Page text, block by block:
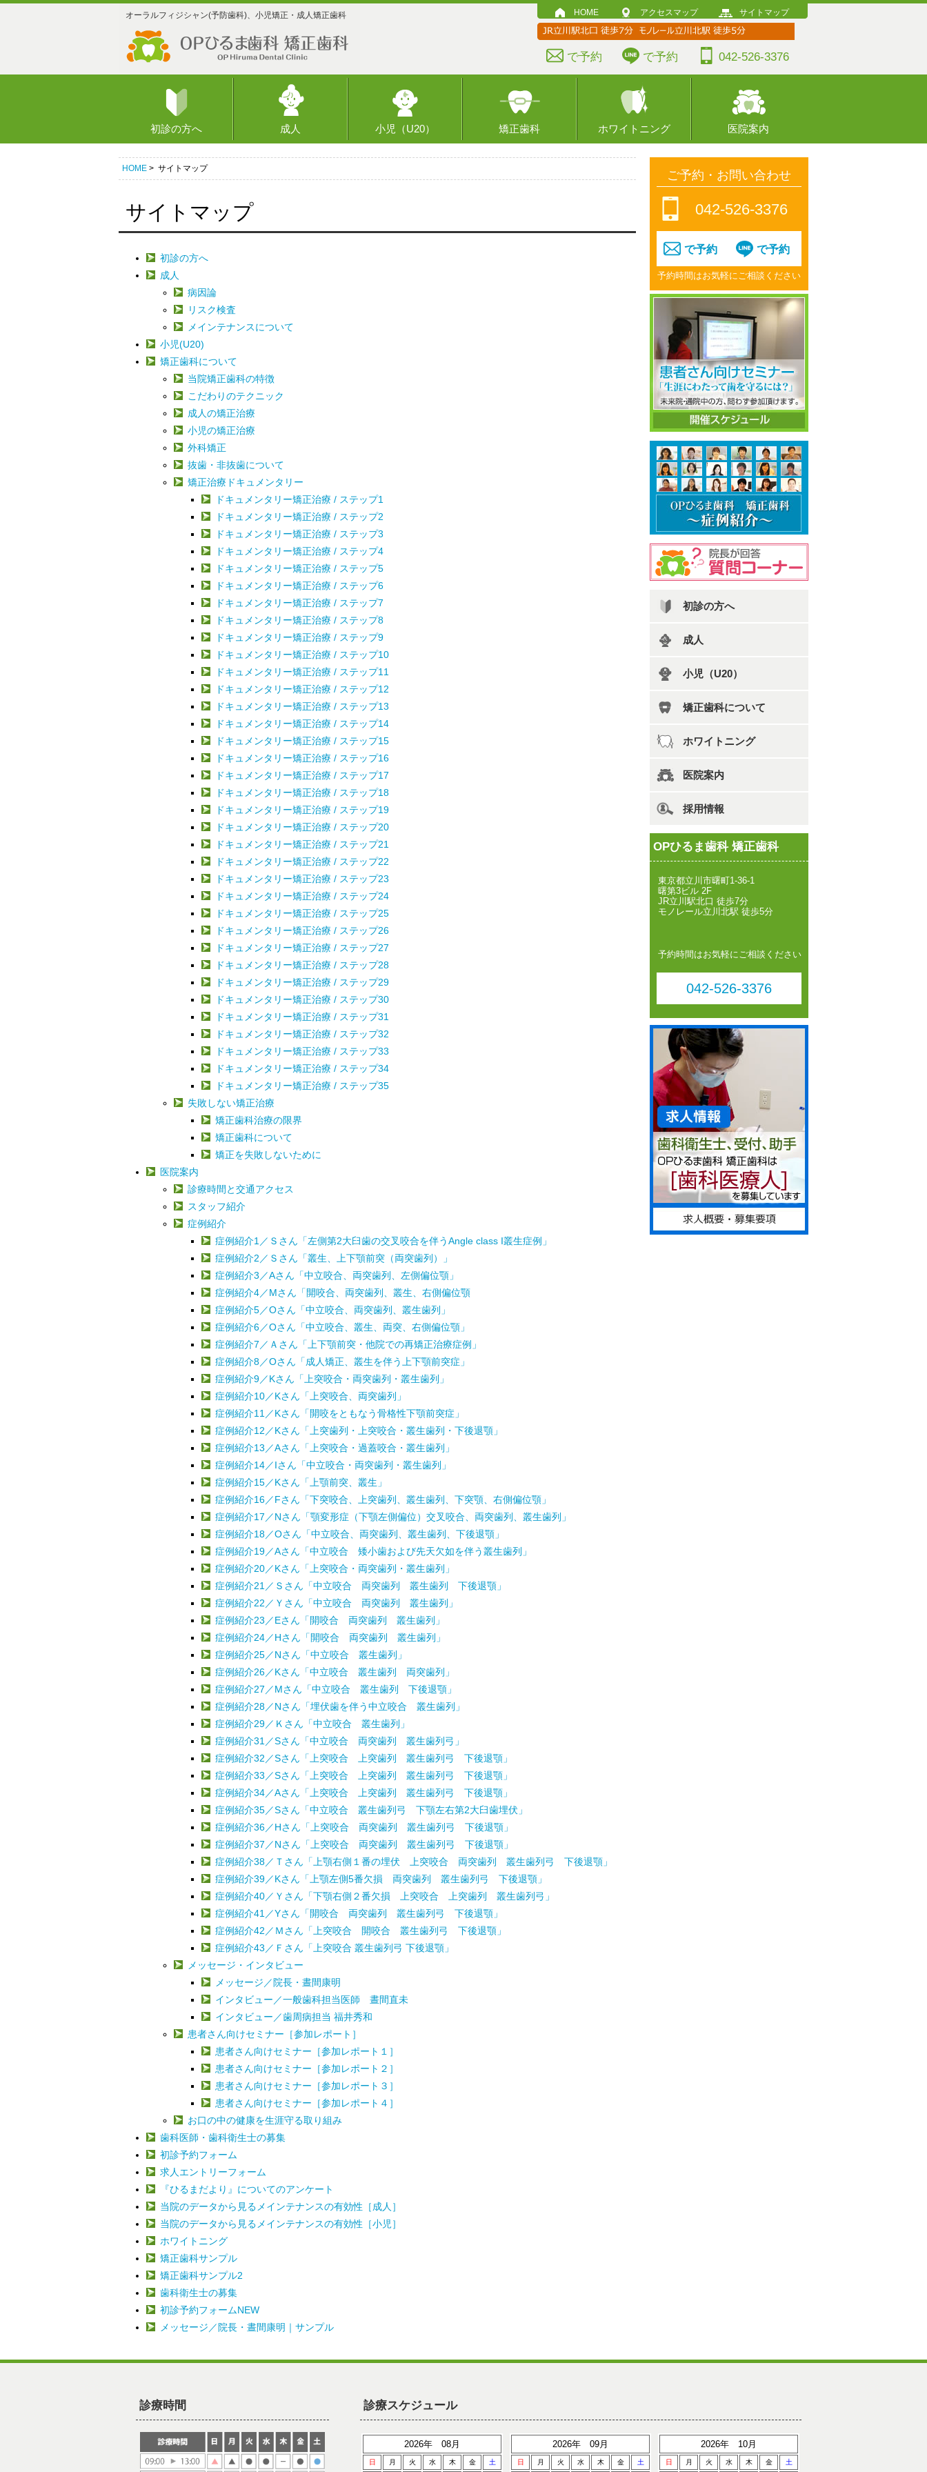
オーラルフィジシャン(予防歯科)、小児矯正・成人矯正歯科 HOME アクセスマップ サイトマップ
で予約 で予約 042-526-3376
初診の方へ 成人 小児（U20） 矯正歯科 ホワイトニング 医院案内
HOME > サイトマップ
サイトマップ
初診の方へ
成人
病因論
リスク検査
メインテナンスについて
小児(U20)
矯正歯科について
当院矯正歯科の特徴
こだわりのテクニック
成人の矯正治療
小児の矯正治療
外科矯正
抜歯・非抜歯について
矯正治療ドキュメンタリー
ドキュメンタリー矯正治療 / ステップ1
ドキュメンタリー矯正治療 / ステップ2
ドキュメンタリー矯正治療 / ステップ3
ドキュメンタリー矯正治療 / ステップ4
ドキュメンタリー矯正治療 / ステップ5
ドキュメンタリー矯正治療 / ステップ6
ドキュメンタリー矯正治療 / ステップ7
ドキュメンタリー矯正治療 / ステップ8
ドキュメンタリー矯正治療 / ステップ9
ドキュメンタリー矯正治療 / ステップ10
ドキュメンタリー矯正治療 / ステップ11
ドキュメンタリー矯正治療 / ステップ12
ドキュメンタリー矯正治療 / ステップ13
ドキュメンタリー矯正治療 / ステップ14
ドキュメンタリー矯正治療 / ステップ15
ドキュメンタリー矯正治療 / ステップ16
ドキュメンタリー矯正治療 / ステップ17
ドキュメンタリー矯正治療 / ステップ18
ドキュメンタリー矯正治療 / ステップ19
ドキュメンタリー矯正治療 / ステップ20
ドキュメンタリー矯正治療 / ステップ21
ドキュメンタリー矯正治療 / ステップ22
ドキュメンタリー矯正治療 / ステップ23
ドキュメンタリー矯正治療 / ステップ24
ドキュメンタリー矯正治療 / ステップ25
ドキュメンタリー矯正治療 / ステップ26
ドキュメンタリー矯正治療 / ステップ27
ドキュメンタリー矯正治療 / ステップ28
ドキュメンタリー矯正治療 / ステップ29
ドキュメンタリー矯正治療 / ステップ30
ドキュメンタリー矯正治療 / ステップ31
ドキュメンタリー矯正治療 / ステップ32
ドキュメンタリー矯正治療 / ステップ33
ドキュメンタリー矯正治療 / ステップ34
ドキュメンタリー矯正治療 / ステップ35
失敗しない矯正治療
矯正歯科治療の限界
矯正歯科について
矯正を失敗しないために
医院案内
診療時間と交通アクセス
スタッフ紹介
症例紹介
症例紹介1／Ｓさん「左側第2大臼歯の交叉咬合を伴うAngle class I叢生症例」
症例紹介2／Ｓさん「叢生、上下顎前突（両突歯列）」
症例紹介3／Aさん「中立咬合、両突歯列、左側偏位顎」
症例紹介4／Mさん「開咬合、両突歯列、叢生、右側偏位顎
症例紹介5／Oさん「中立咬合、両突歯列、叢生歯列」
症例紹介6／Oさん「中立咬合、叢生、両突、右側偏位顎」
症例紹介7／Ａさん「上下顎前突・他院での再矯正治療症例」
症例紹介8／Oさん「成人矯正、叢生を伴う上下顎前突症」
症例紹介9／Kさん「上突咬合・両突歯列・叢生歯列」
症例紹介10／Kさん「上突咬合、両突歯列」
症例紹介11／Kさん「開咬をともなう骨格性下顎前突症」
症例紹介12／Kさん「上突歯列・上突咬合・叢生歯列・下後退顎」
症例紹介13／Aさん「上突咬合・過蓋咬合・叢生歯列」
症例紹介14／Iさん「中立咬合・両突歯列・叢生歯列」
症例紹介15／Kさん「上顎前突、叢生」
症例紹介16／Fさん「下突咬合、上突歯列、叢生歯列、下突顎、右側偏位顎」
症例紹介17／Nさん「顎変形症（下顎左側偏位）交叉咬合、両突歯列、叢生歯列」
症例紹介18／Oさん「中立咬合、両突歯列、叢生歯列、下後退顎」
症例紹介19／Aさん「中立咬合 矮小歯および先天欠如を伴う叢生歯列」
症例紹介20／Kさん「上突咬合・両突歯列・叢生歯列」
症例紹介21／Ｓさん「中立咬合 両突歯列 叢生歯列 下後退顎」
症例紹介22／Ｙさん「中立咬合 両突歯列 叢生歯列」
症例紹介23／Eさん「開咬合 両突歯列 叢生歯列」
症例紹介24／Hさん「開咬合 両突歯列 叢生歯列」
症例紹介25／Nさん「中立咬合 叢生歯列」
症例紹介26／Kさん「中立咬合 叢生歯列 両突歯列」
症例紹介27／Mさん「中立咬合 叢生歯列 下後退顎」
症例紹介28／Nさん「埋伏歯を伴う中立咬合 叢生歯列」
症例紹介29／Ｋさん「中立咬合 叢生歯列」
症例紹介31／Sさん「中立咬合 両突歯列 叢生歯列弓」
症例紹介32／Sさん「上突咬合 上突歯列 叢生歯列弓 下後退顎」
症例紹介33／Sさん「上突咬合 上突歯列 叢生歯列弓 下後退顎」
症例紹介34／Aさん「上突咬合 上突歯列 叢生歯列弓 下後退顎」
症例紹介35／Sさん「中立咬合 叢生歯列弓 下顎左右第2大臼歯埋伏」
症例紹介36／Hさん「上突咬合 両突歯列 叢生歯列弓 下後退顎」
症例紹介37／Nさん「上突咬合 両突歯列 叢生歯列弓 下後退顎」
症例紹介38／Ｔさん「上顎右側１番の埋伏 上突咬合 両突歯列 叢生歯列弓 下後退顎」
症例紹介39／Kさん「上顎左側5番欠損 両突歯列 叢生歯列弓 下後退顎」
症例紹介40／Ｙさん「下顎右側２番欠損 上突咬合 上突歯列 叢生歯列弓」
症例紹介41／Yさん「開咬合 両突歯列 叢生歯列弓 下後退顎」
症例紹介42／Ｍさん「上突咬合 開咬合 叢生歯列弓 下後退顎」
症例紹介43／Ｆさん「上突咬合 叢生歯列弓 下後退顎」
メッセージ・インタビュー
メッセージ／院長・晝間康明
インタビュー／一般歯科担当医師 晝間直未
インタビュー／歯周病担当 福井秀和
患者さん向けセミナー［参加レポート］
患者さん向けセミナー［参加レポート１］
患者さん向けセミナー［参加レポート２］
患者さん向けセミナー［参加レポート３］
患者さん向けセミナー［参加レポート４］
お口の中の健康を生涯守る取り組み
歯科医師・歯科衛生士の募集
初診予約フォーム
求人エントリーフォーム
『ひるまだより』についてのアンケート
当院のデータから見るメインテナンスの有効性［成人］
当院のデータから見るメインテナンスの有効性［小児］
ホワイトニング
矯正歯科サンプル
矯正歯科サンプル2
歯科衛生士の募集
初診予約フォームNEW
メッセージ／院長・晝間康明｜サンプル
ご予約・お問い合わせ
042-526-3376
で予約 で予約
予約時間はお気軽にご相談ください
初診の方へ
成人
小児（U20）
矯正歯科について
ホワイトニング
医院案内
採用情報
OPひるま歯科 矯正歯科
東京都立川市曙町1-36-1
曙第3ビル 2F
JR立川駅北口 徒歩7分
モノレール立川北駅 徒歩5分
予約時間はお気軽にご相談ください
042-526-3376
診療時間 診療スケジュール
2026年 08月
日 月 火 水 木 金 土
2026年 09月
日 月 火 水 木 金 土
2026年 10月
日 月 火 水 木 金 土